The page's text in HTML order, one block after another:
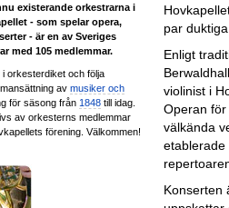
existerande orkestrarna i
- som spelar opera,
- är en av Sveriges
med 105 medlemmar.
orkesterdiket och följa
av musiker och
för säsong från 1848 till idag.
av orkesterns medlemmar
förening. Välkommen!
par
Enligt
violinist i
Operan
välkända
etablerade
Konserten